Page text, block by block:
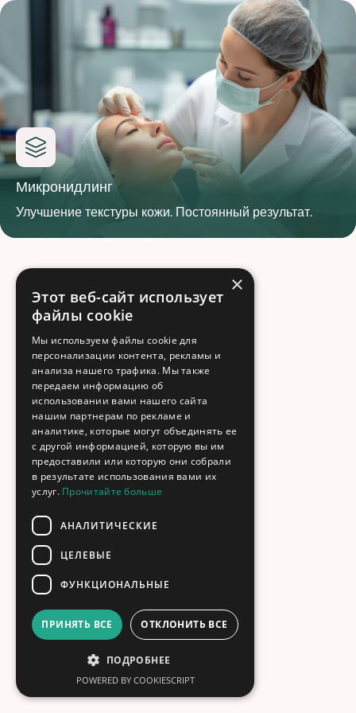
Микронидлинг
Улучшение текстуры кожи. Постоянный результат.
×
Этот веб-сайт использует
файлы cookie
Мы используем файлы cookie для
персонализации контента, рекламы и
анализа нашего трафика. Мы также
передаем информацию об
использовании вами нашего сайта
нашим партнерам по рекламе и
аналитике, которые могут объединять ее
с другой информацией, которую вы им
предоставили или которую они собрали
в результате использования вами их
услуг. Прочитайте больше
АНАЛИТИЧЕСКИЕ
ЦЕЛЕВЫЕ
ФУНКЦИОНАЛЬНЫЕ
ПРИНЯТЬ ВСЕ ОТКЛОНИТЬ ВСЕ
ПОДРОБНЕЕ
POWERED BY COOKIESCRIPT